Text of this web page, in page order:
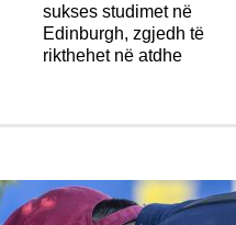
sukses studimet në
Edinburgh, zgjedh të
rikthehet në atdhe